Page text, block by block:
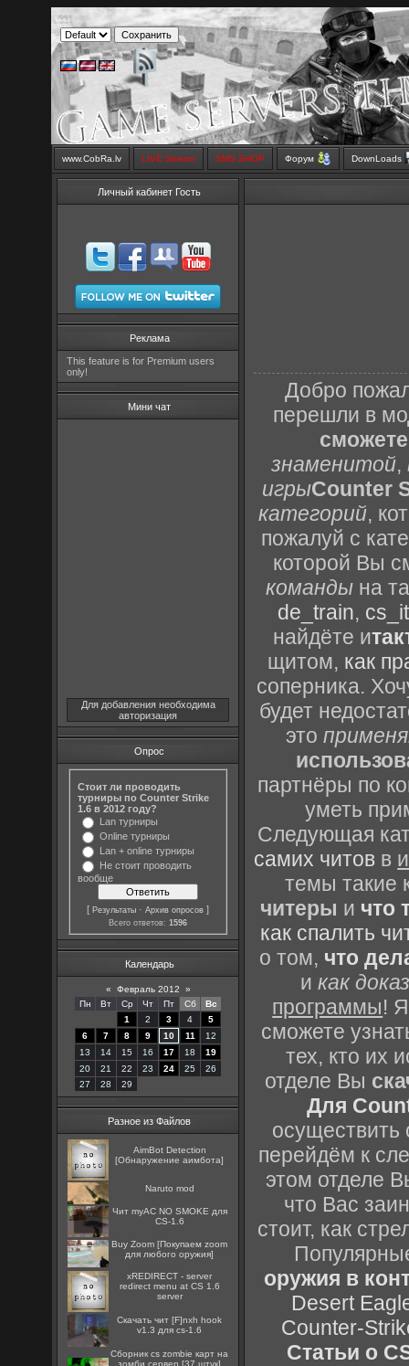
www.CobRa.lv LIVE Stream SMS SHOP Форум DownLoads
Личный кабинет Гость
Реклама
This feature is for Premium users
only!
Мини чат
Для добавления необходима
авторизация
Опрос
Стоит ли проводить
турниры по Counter Strike
1.6 в 2012 году?
Lan турниры
Online турниры
Lan + online турниры
Не стоит проводить
вообще
[Результаты ·Архив опросов ]
Всего ответов:1596
Календарь
« Февраль 2012
»
Пн
Вт Ср Чт Пт Сб
Вс
1
2 3 4
5
6
7 8 9 10 11
12
13
14 15 16 17 18
19
20
21 22 23 24 25
26
27
28 29
Разное из Файлов
AimBot Detection
[Обнаружение аимбота]
Naruto mod
Чит myAC NO SMOKE для
CS-1.6
Buy Zoom [Покупаем zoom
для любого оружия]
xREDIRECT - server
redirect menu at CS 1.6
server
Скачать чит [F]nxh hook
v1.3 для cs-1.6
Сборник cs zombie карт на
зомби сервер [37 штук]
Добро
перешли в
знаменитой,
игрыCounter
категорий,
пожалуй с
которой Вы
команды на
de_train,
найдёте и
щитом, как
соперника.
будет
это
партнёры по
уметь
Следующая
самих читов в
темы такие
читеры и что
как спалить
о том, что
икак
программы!
сможете
тех, кто их
отделе Вы
Для
осуществить
перейдём к
этом отделе
что Вас
стоит, как
оружия в
Desert
Counter-
Статьи о